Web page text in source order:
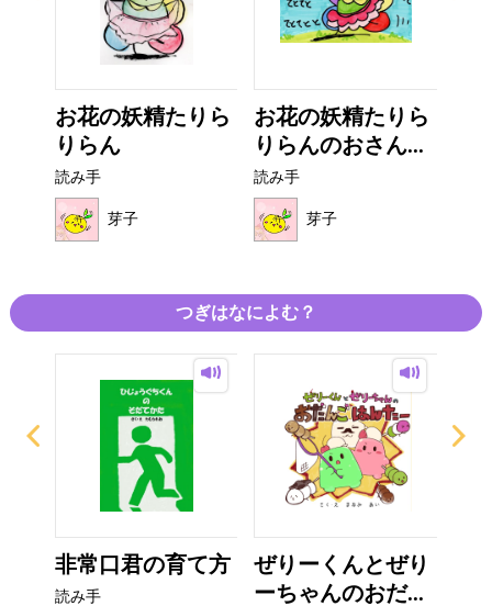
お花の妖精たりら
りらん
読み手
芽子
お花の妖精たりら
りらんのおさん...
読み手
芽子
つぎはなによむ？
非常口君の育て方
読み手
ぜりーくんとぜり
ーちゃんのおだ...